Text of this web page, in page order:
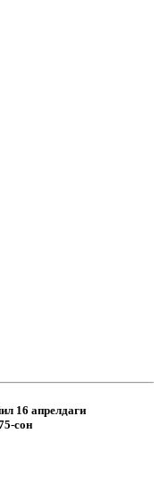
16 апрелдаги
сон